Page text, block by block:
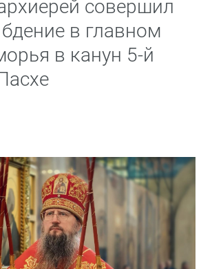
совершил
в главном
в канун 5-й